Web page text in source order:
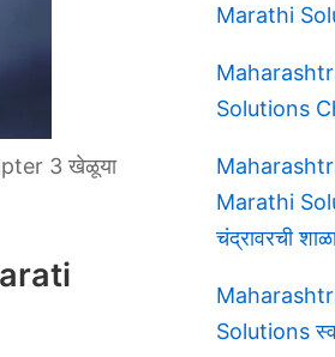
3 खेळूया
Marathi
Solutions
Marathi
चंद्रावरची
Solutions